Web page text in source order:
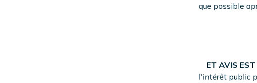
que possible
ET AVIS EST
l'intérêt public